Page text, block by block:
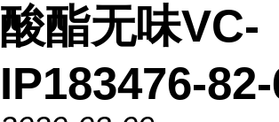
酸酯无味VC-
IP183476-